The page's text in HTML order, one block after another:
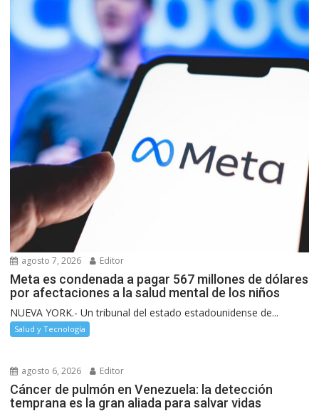
agosto 7, 2026 Editor
Meta es condenada a pagar 567 millones de dólares
por afectaciones a la salud mental de los niños
NUEVA YORK.- Un tribunal del estado estadounidense de...
Salud y Tecnología
agosto 6, 2026 Editor
Cáncer de pulmón en Venezuela: la detección
temprana es la gran aliada para salvar vidas